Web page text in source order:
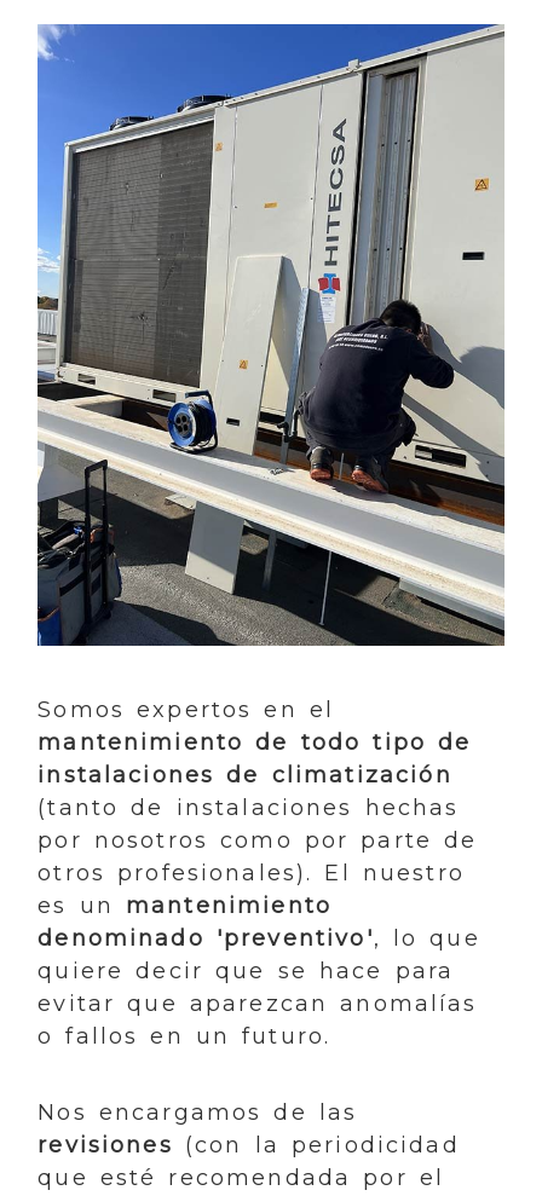
Somos expertos en el
mantenimiento de todo tipo de
instalaciones de climatización
(tanto de instalaciones hechas
por nosotros como por parte de
otros profesionales). El nuestro
es un mantenimiento
denominado 'preventivo', lo que
quiere decir que se hace para
evitar que aparezcan anomalías
o fallos en un futuro.
Nos encargamos de las
revisiones (con la periodicidad
que esté recomendada por el